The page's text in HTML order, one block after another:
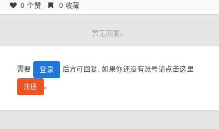
0 个赞 0 收藏
暂无回复。
需要 登录 后方可回复, 如果你还没有账号请点击这里
注册 。